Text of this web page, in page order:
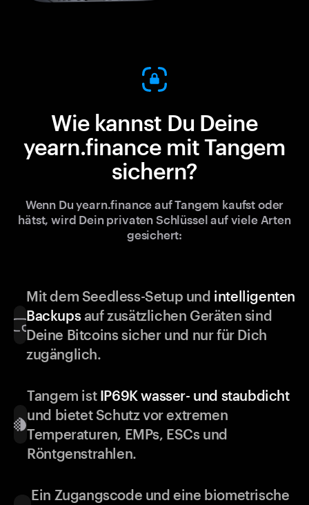
Wie kannst Du Deine
yearn.finance mit Tangem
sichern?
Wenn Du yearn.finance auf Tangem kaufst oder
hätst, wird Dein privaten Schlüssel auf viele Arten
gesichert:
Mit dem Seedless-Setup und intelligenten
Backupsauf zusätzlichen Geräten sind
Deine Bitcoins sicher und nur für Dich
zugänglich.
Tangem ist IP69K wasser- und staubdicht
und bietet Schutz vor extremen
Temperaturen, EMPs, ESCs und
Röntgenstrahlen.
Ein Zugangscode und eine biometrische